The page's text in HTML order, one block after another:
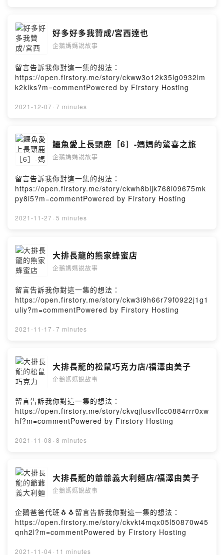
好多好多我贊成/宮西達也
企鵝媽媽說故事
留言告訴我你對這一集的想法：
https://open.firstory.me/story/ckww3o12k35lg0932lm
k2klks?m=commentPowered by Firstory Hosting
2021-12-07 · 7 minutes
鱷魚愛上長頸鹿［6］-媽媽的驚喜之旅
企鵝媽媽說故事
留言告訴我你對這一集的想法：
https://open.firstory.me/story/ckwh8bijk768i09675mk
py8i5?m=commentPowered by Firstory Hosting
2021-11-27 · 5 minutes
大排長龍的熊家蜂蜜店
企鵝媽媽說故事
留言告訴我你對這一集的想法：
https://open.firstory.me/story/ckw3i9h66r79f0922j1g1
uliy?m=commentPowered by Firstory Hosting
2021-11-17 · 7 minutes
大排長龍的松鼠巧克力店/福澤由美子
企鵝媽媽說故事
留言告訴我你對這一集的想法：
https://open.firstory.me/story/ckvqjlusvlfcc0884rrr0xw
hf?m=commentPowered by Firstory Hosting
2021-11-08 · 8 minutes
大排長龍的爺爺義大利麵店/福澤由美子
企鵝媽媽說故事
企鵝爸爸代班🐧🐧留言告訴我你對這一集的想法：
https://open.firstory.me/story/ckvkt4mqx05l50870w45
qnh2l?m=commentPowered by Firstory Hosting
2021-11-04 · 11 minutes